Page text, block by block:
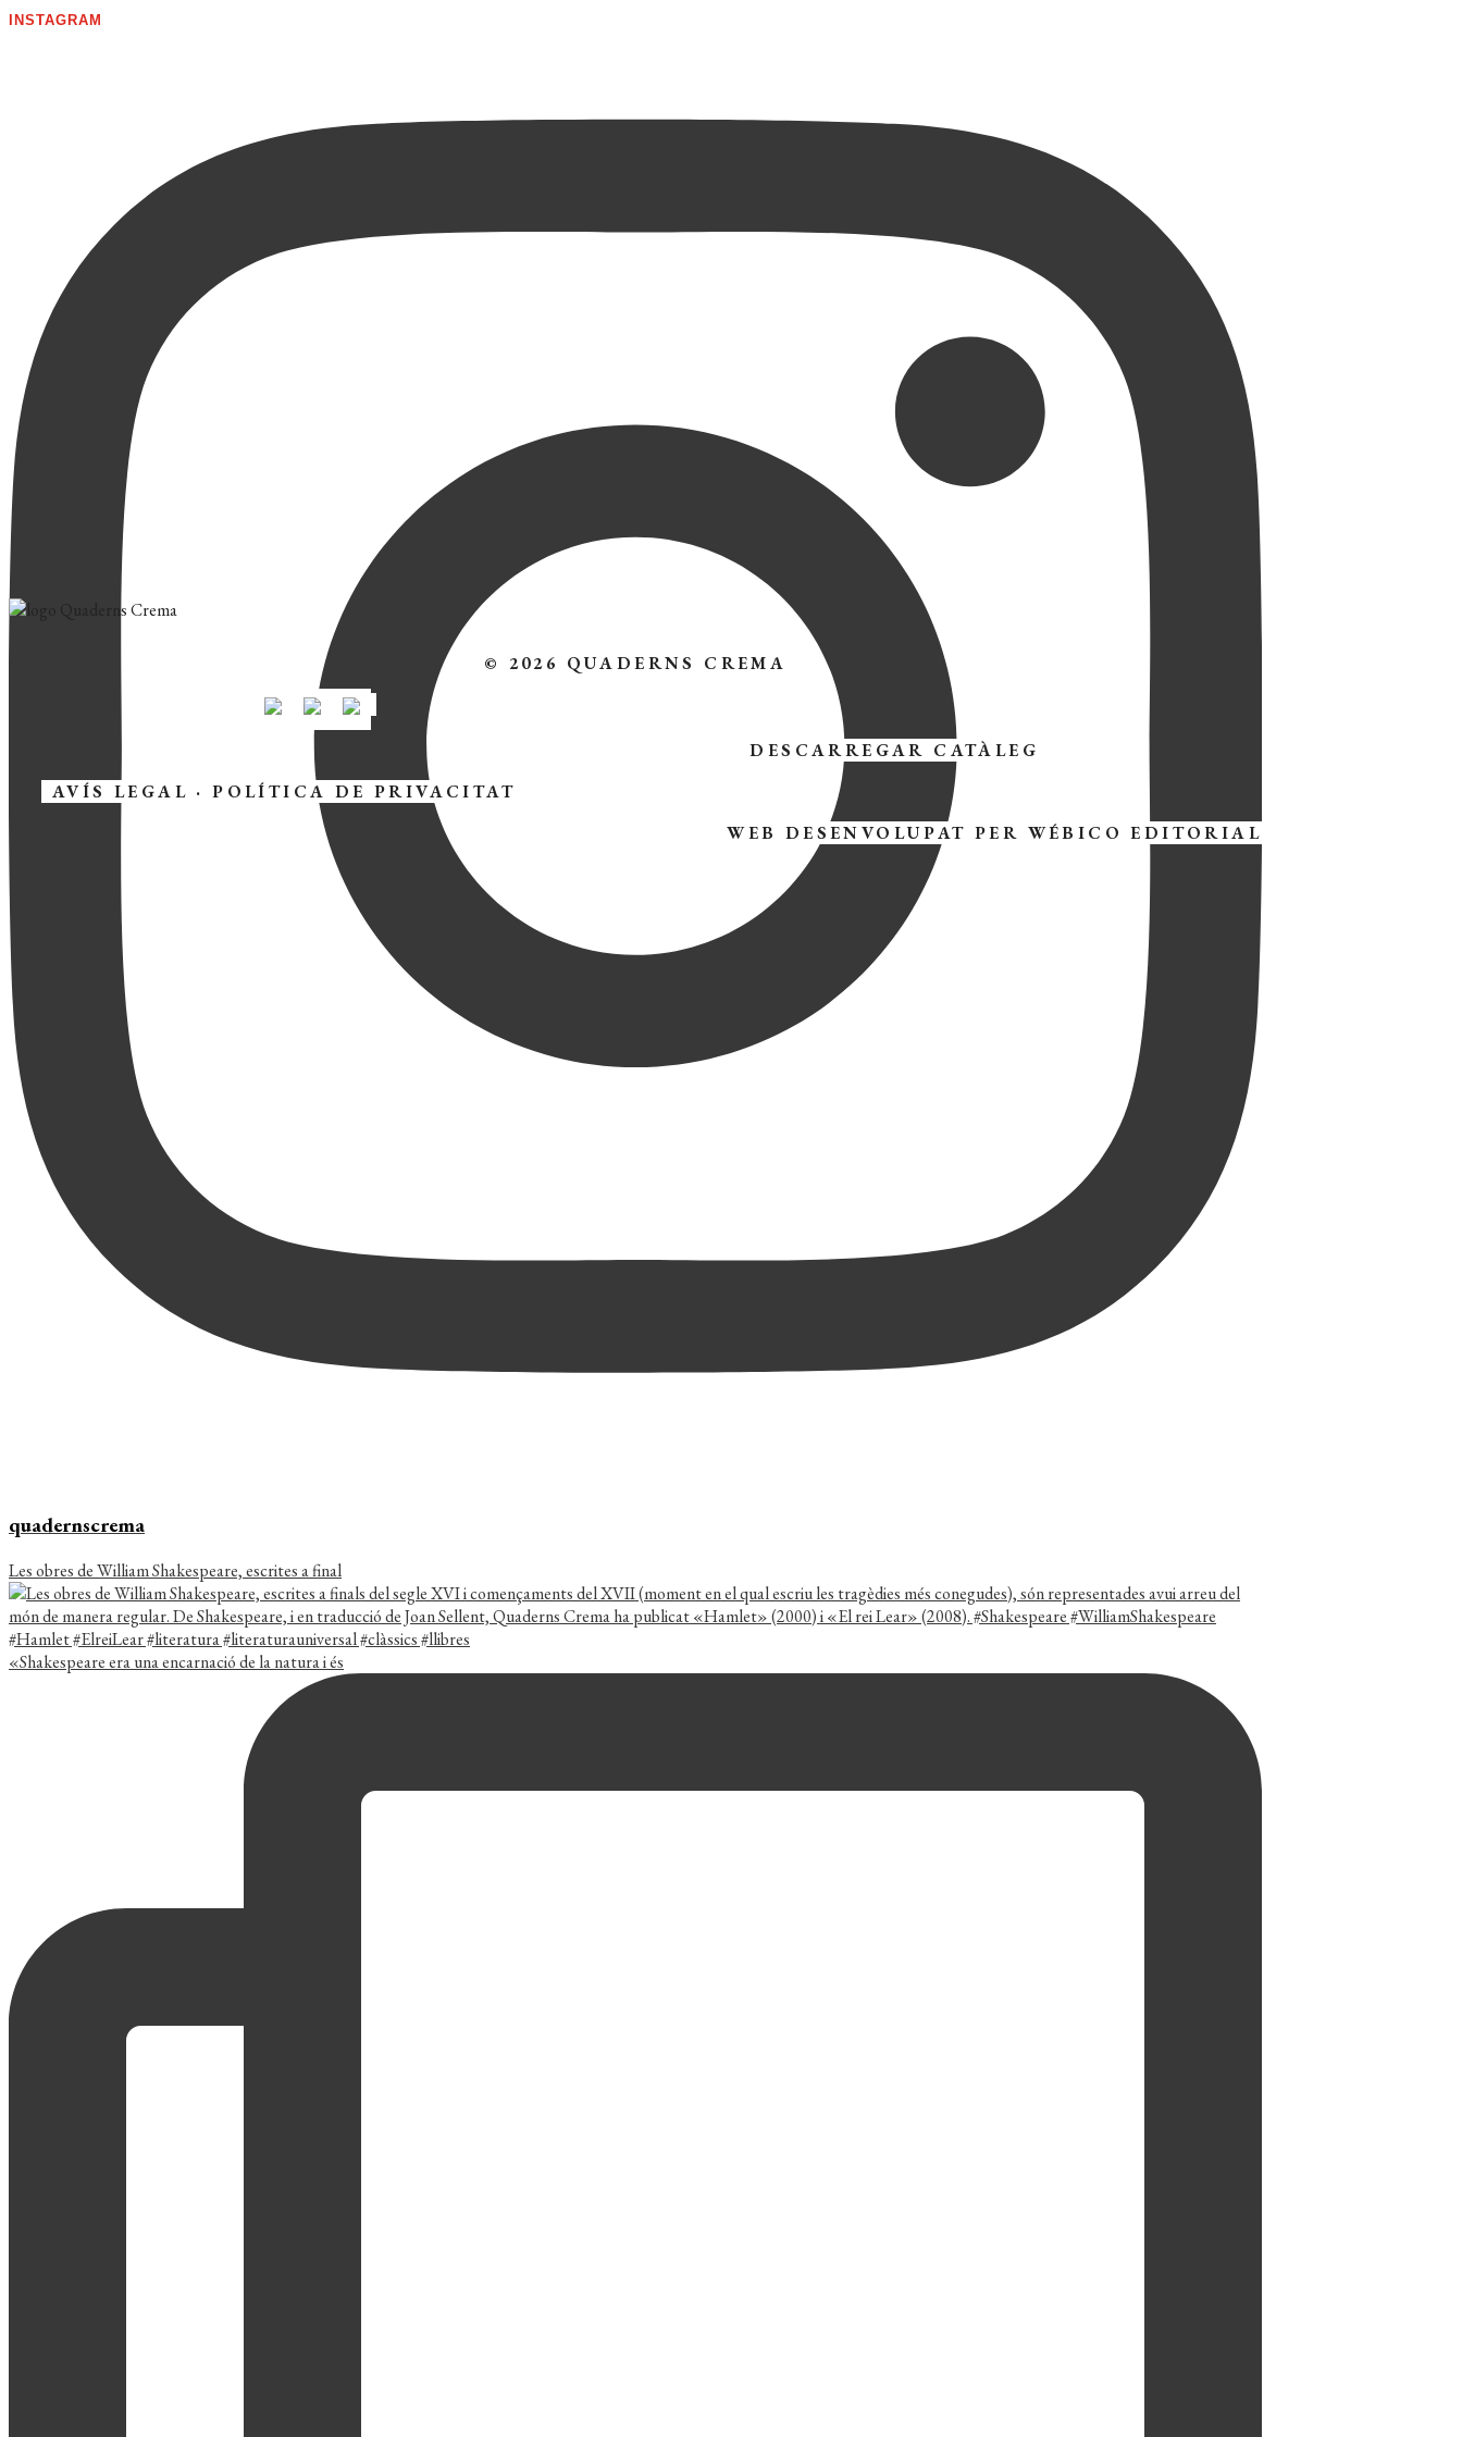
INSTAGRAM
quadernscrema
Les obres de William Shakespeare, escrites a final
«Shakespeare era una encarnació de la natura i és
© 2026 QUADERNS CREMA
DESCARREGAR CATÀLEG
AVÍS LEGAL ·POLÍTICA DE PRIVACITAT
WEB DESENVOLUPAT PER WÉBICO EDITORIAL